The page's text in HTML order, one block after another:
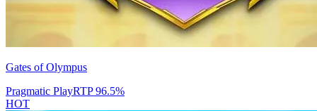
Gates of Olympus
Pragmatic PlayRTP96.5%
HOT